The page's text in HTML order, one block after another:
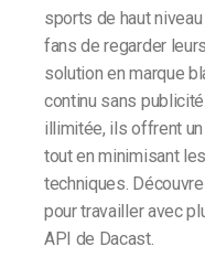
sports de haut
fans de regarder
solution en marque
continu sans
illimitée, ils offrent
tout en minimisant
techniques.
pour travailler avec
API de Dacast.